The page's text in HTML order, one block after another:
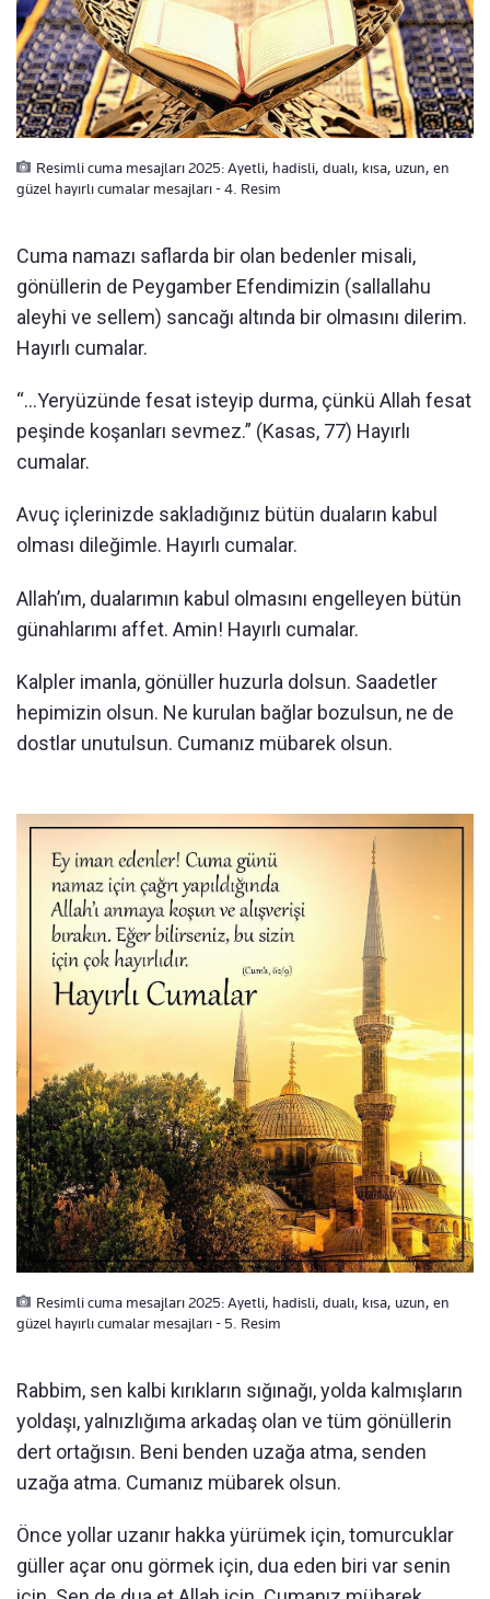
Resimli cuma mesajları 2025: Ayetli, hadisli, dualı, kısa, uzun, en
güzel hayırlı cumalar mesajları - 4. Resim
Cuma namazı saflarda bir olan bedenler misali,
gönüllerin de Peygamber Efendimizin (sallallahu
aleyhi ve sellem) sancağı altında bir olmasını dilerim.
Hayırlı cumalar.
“…Yeryüzünde fesat isteyip durma, çünkü Allah fesat
peşinde koşanları sevmez.” (Kasas, 77) Hayırlı
cumalar.
Avuç içlerinizde sakladığınız bütün duaların kabul
olması dileğimle. Hayırlı cumalar.
Allah’ım, dualarımın kabul olmasını engelleyen bütün
günahlarımı affet. Amin! Hayırlı cumalar.
Kalpler imanla, gönüller huzurla dolsun. Saadetler
hepimizin olsun. Ne kurulan bağlar bozulsun, ne de
dostlar unutulsun. Cumanız mübarek olsun.
Resimli cuma mesajları 2025: Ayetli, hadisli, dualı, kısa, uzun, en
güzel hayırlı cumalar mesajları - 5. Resim
Rabbim, sen kalbi kırıkların sığınağı, yolda kalmışların
yoldaşı, yalnızlığıma arkadaş olan ve tüm gönüllerin
dert ortağısın. Beni benden uzağa atma, senden
uzağa atma. Cumanız mübarek olsun.
Önce yollar uzanır hakka yürümek için, tomurcuklar
güller açar onu görmek için, dua eden biri var senin